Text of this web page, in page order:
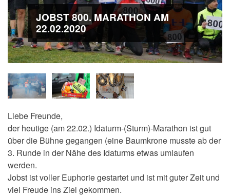
JOBST 800. MARATHON AM
22.02.2020
Liebe Freunde,
der heutige (am 22.02.) Idaturm-(Sturm)-Marathon ist gut
über die Bühne gegangen (eine Baumkrone musste ab der
3. Runde in der Nähe des Idaturms etwas umlaufen
werden.
Jobst ist voller Euphorie gestartet und ist mit guter Zeit und
viel Freude ins Ziel gekommen.